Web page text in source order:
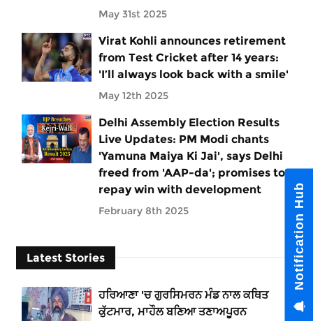
May 31st 2025
Virat Kohli announces retirement
from Test Cricket after 14 years:
'I’ll always look back with a smile'
May 12th 2025
Delhi Assembly Election Results
Live Updates: PM Modi chants
'Yamuna Maiya Ki Jai', says Delhi
freed from 'AAP-da'; promises to
repay win with development
February 8th 2025
Latest Stories
ਹਰਿਆਣਾ 'ਚ ਗੁਰਸਿਮਰਨ ਮੰਡ ਨਾਲ ਕਥਿਤ
ਕੁੱਟਮਾਰ, ਮਾਹੌਲ ਬਣਿਆ ਤਣਾਅਪੂਰਨ
Notification Hub